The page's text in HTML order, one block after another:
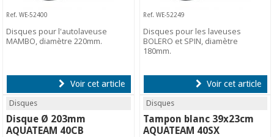
Ref. WE-52400
Disques pour l'autolaveuse
MAMBO, diamètre 220mm.
Voir cet article
Ref. WE-52249
Disques pour les laveuses
BOLERO et SPIN, diamètre
180mm.
Voir cet article
Disques
Disque Ø 203mm
AQUATEAM 40CB
Disques
Tampon blanc 39x23cm
AQUATEAM 40SX